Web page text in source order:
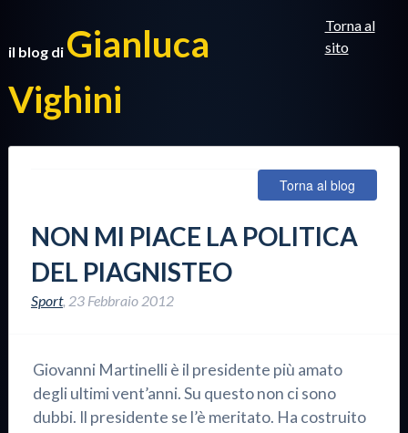
il blog di Gianluca
Vighini
Torna al
sito
Torna al blog
NON MI PIACE LA POLITICA
DEL PIAGNISTEO
Sport, 23 Febbraio 2012
Giovanni Martinelli è il presidente più amato
degli ultimi vent’anni. Su questo non ci sono
dubbi. Il presidente se l’è meritato. Ha costruito